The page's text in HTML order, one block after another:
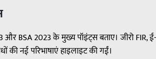
और BSA 2023 के मुख्य पॉइंट्स बताए। जीरो FIR,
की नई परिभाषाएं हाइलाइट की गईं।